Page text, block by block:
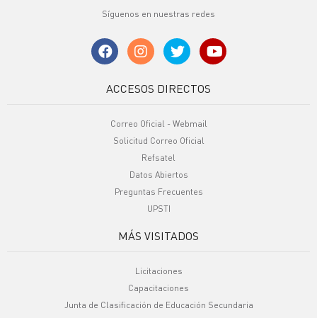
Síguenos en nuestras redes
ACCESOS DIRECTOS
Correo Oficial - Webmail
Solicitud Correo Oficial
Refsatel
Datos Abiertos
Preguntas Frecuentes
UPSTI
MÁS VISITADOS
Licitaciones
Capacitaciones
Junta de Clasificación de Educación Secundaria